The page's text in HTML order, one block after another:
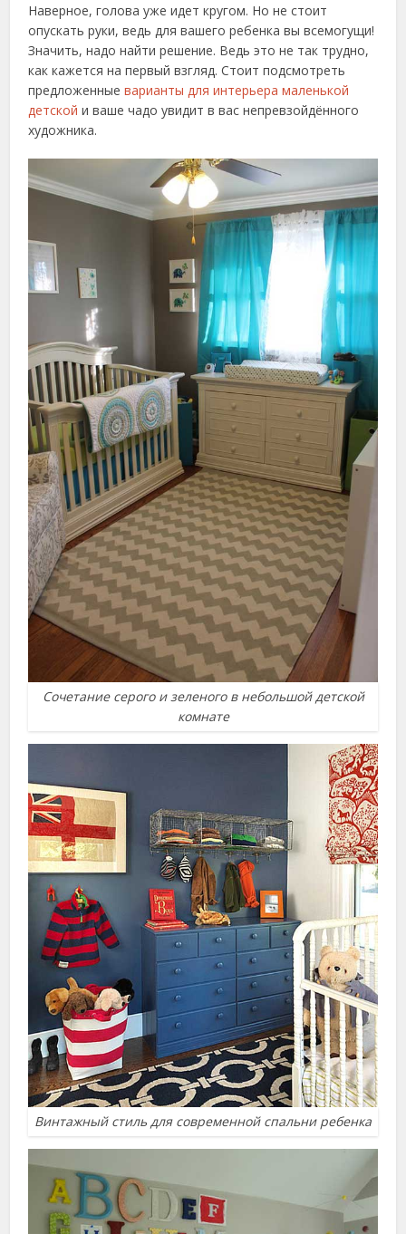
Наверное, голова уже идет кругом. Но не стоит
опускать руки, ведь для вашего ребенка вы всемогущи!
Значить, надо найти решение. Ведь это не так трудно,
как кажется на первый взгляд. Стоит подсмотреть
предложенныеварианты для интерьера маленькой
детской и ваше чадо увидит в вас непревзойдённого
художника.
Сочетание серого и зеленого в небольшой детской
комнате
Винтажный стиль для современной спальни ребенка